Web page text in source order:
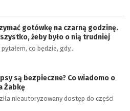
gotówkę na czarną godzinę.
żeby było o nią trudniej
co będzie, gdy…
są bezpieczne? Co wiadomo o
Żabkę
nieautoryzowany dostęp do części